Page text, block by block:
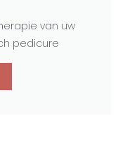
van uw
pedicure